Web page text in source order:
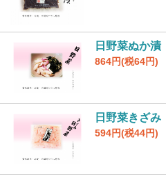
日野菜ぬか漬
864円(税64円)
日野菜きざみ
594円(税44円)